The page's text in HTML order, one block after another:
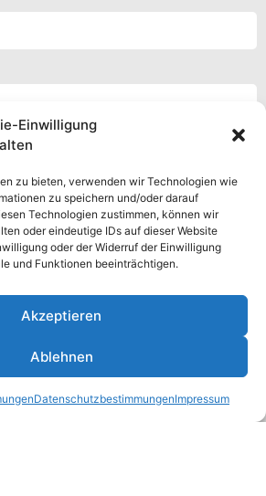
Einwilligung
zu bieten, verwenden wir Technologien wie
zu speichern und/oder darauf
Technologien zustimmen, können wir
oder eindeutige IDs auf dieser Website
oder der Widerruf der Einwilligung
und Funktionen beeinträchtigen.
Akzeptieren
Ablehnen
DatenschutzbestimmungenImpressum
ich die
der Webseite und habe
für Google reCAPTCHA gesetzt.